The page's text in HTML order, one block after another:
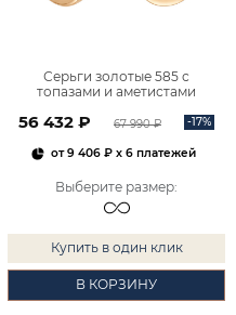
Серьги золотые 585 с
топазами и аметистами
56 432 ₽ 67 990 ₽ -17%
от9 406 ₽x 6 платежей
Выберите размер:
Купить в один клик
В КОРЗИНУ